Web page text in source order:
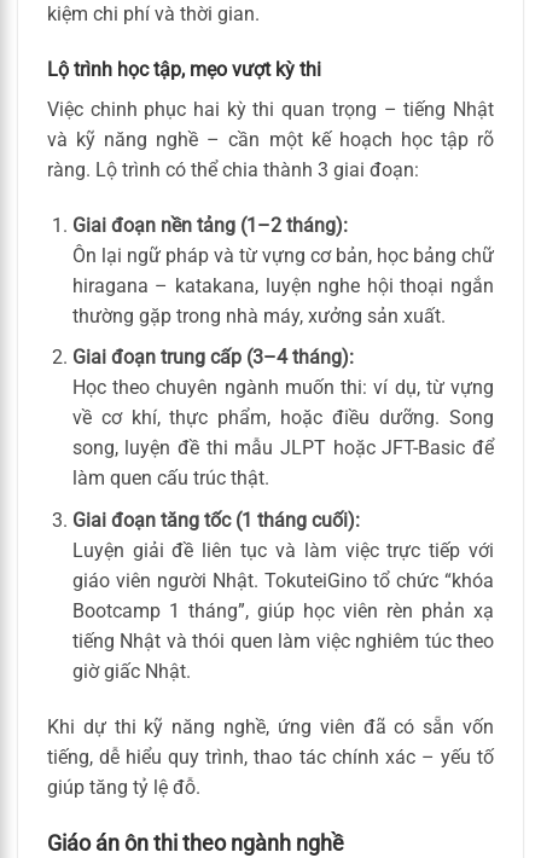
kiệm chi phí và thời gian.
Lộ trình học tập, mẹo vượt kỳ thi
Việc chinh phục hai kỳ thi quan trọng – tiếng Nhật
và kỹ năng nghề – cần một kế hoạch học tập rõ
ràng. Lộ trình có thể chia thành 3 giai đoạn:
Giai đoạn nền tảng (1–2 tháng):
Ôn lại ngữ pháp và từ vựng cơ bản, học bảng chữ
hiragana – katakana, luyện nghe hội thoại ngắn
thường gặp trong nhà máy, xưởng sản xuất.
Giai đoạn trung cấp (3–4 tháng):
Học theo chuyên ngành muốn thi: ví dụ, từ vựng
về cơ khí, thực phẩm, hoặc điều dưỡng. Song
song, luyện đề thi mẫu JLPT hoặc JFT-Basic để
làm quen cấu trúc thật.
Giai đoạn tăng tốc (1 tháng cuối):
Luyện giải đề liên tục và làm việc trực tiếp với
giáo viên người Nhật. TokuteiGino tổ chức “khóa
Bootcamp 1 tháng”, giúp học viên rèn phản xạ
tiếng Nhật và thói quen làm việc nghiêm túc theo
giờ giấc Nhật.
Khi dự thi kỹ năng nghề, ứng viên đã có sẵn vốn
tiếng, dễ hiểu quy trình, thao tác chính xác – yếu tố
giúp tăng tỷ lệ đỗ.
Giáo án ôn thi theo ngành nghề